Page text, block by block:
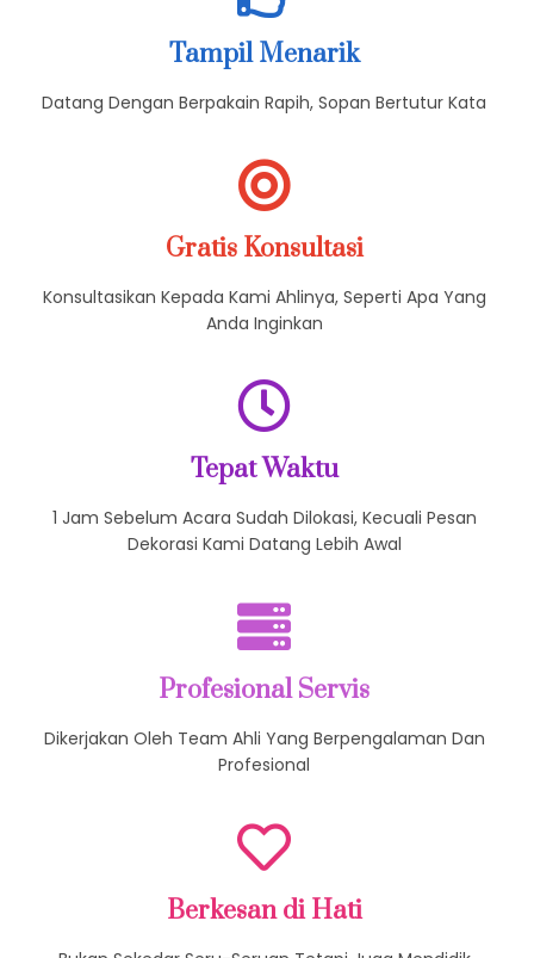
Tampil Menarik
Datang Dengan Berpakain Rapih, Sopan Bertutur Kata
Gratis Konsultasi
Konsultasikan Kepada Kami Ahlinya, Seperti Apa Yang
Anda Inginkan
Tepat Waktu
1 Jam Sebelum Acara Sudah Dilokasi, Kecuali Pesan
Dekorasi Kami Datang Lebih Awal
Profesional Servis
Dikerjakan Oleh Team Ahli Yang Berpengalaman Dan
Profesional
Berkesan di Hati